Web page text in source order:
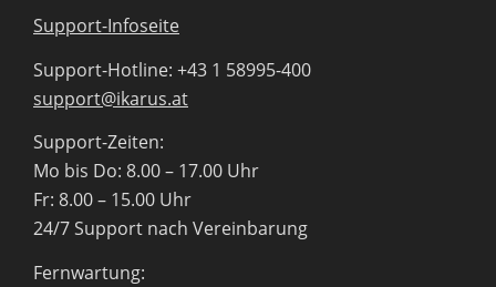
Support-Infoseite
Support-Hotline: +43 1 58995-400
support@ikarus.at
Support-Zeiten:
Mo bis Do: 8.00 – 17.00 Uhr
Fr: 8.00 – 15.00 Uhr
24/7 Support nach Vereinbarung
Fernwartung: